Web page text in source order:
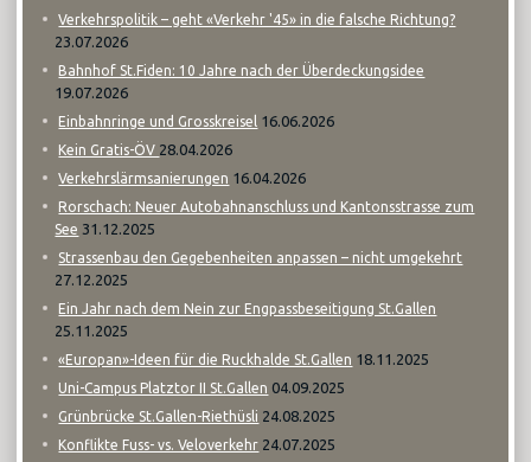
Verkehrspolitik – geht «Verkehr '45» in die falsche Richtung?
23.07.2026
Bahnhof St.Fiden: 10 Jahre nach der Überdeckungsidee
19.07.2026
Einbahnringe und Grosskreisel 16.06.2026
Kein Gratis-ÖV 28.04.2026
Verkehrslärmsanierungen 16.04.2026
Rorschach: Neuer Autobahnanschluss und Kantonsstrasse zum
See 31.12.2025
Strassenbau den Gegebenheiten anpassen – nicht umgekehrt
27.12.2025
Ein Jahr nach dem Nein zur Engpassbeseitigung St.Gallen
25.11.2025
«Europan»-Ideen für die Ruckhalde St.Gallen 18.11.2025
Uni-Campus Platztor II St.Gallen 04.09.2025
Grünbrücke St.Gallen-Riethüsli 24.08.2025
Konflikte Fuss- vs. Veloverkehr 24.07.2025